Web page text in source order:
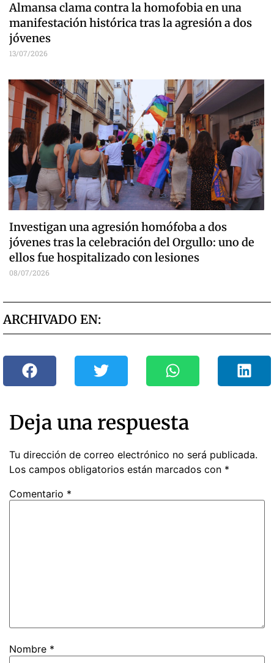
Almansa clama contra la homofobia en una
manifestación histórica tras la agresión a dos
jóvenes
13/07/2026
Investigan una agresión homófoba a dos
jóvenes tras la celebración del Orgullo: uno de
ellos fue hospitalizado con lesiones
08/07/2026
ARCHIVADO EN:
Deja una respuesta
Tu dirección de correo electrónico no será publicada.
Los campos obligatorios están marcados con *
Comentario *
Nombre *